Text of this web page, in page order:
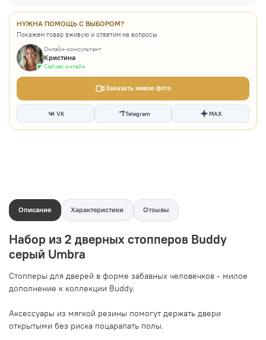
НУЖНА ПОМОЩЬ С ВЫБОРОМ?
Покажем товар вживую и ответим на вопросы
Онлайн-консультант
Кристина
Сейчас онлайн
Заказать живое фото
VK Telegram MAX
Описание Характеристики Отзывы
Набор из 2 дверных стопперов Buddy
серый Umbra
Стопперы для дверей в форме забавных человечков - милое
дополнение к коллекции Buddy.
Аксессуары из мягкой резины помогут держать двери
открытыми без риска поцарапать полы.